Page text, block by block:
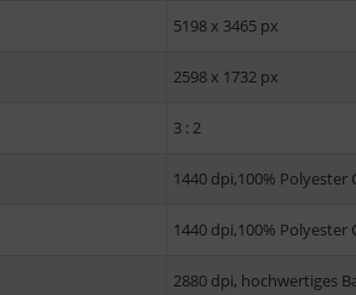
5198 x 3465 px
2598 x 1732 px
3 : 2
1440 dpi,100%
1440 dpi,100%
2880 dpi, hochwertiges